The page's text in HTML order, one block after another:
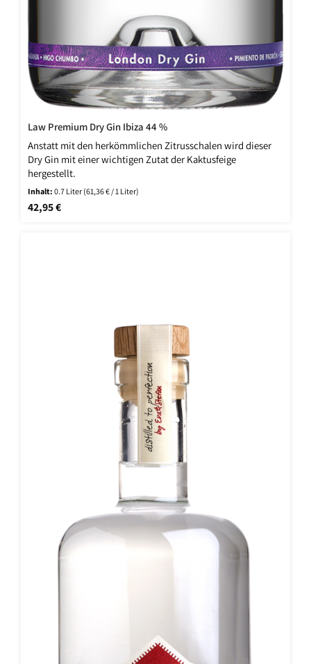
Law Premium Dry Gin Ibiza 44 %
Anstatt mit den herkömmlichen Zitrusschalen wird dieser
Dry Gin mit einer wichtigen Zutat der Kaktusfeige
hergestellt.
Inhalt:0.7 Liter (61,36 € / 1 Liter)
Regulärer Preis:
42,95 €